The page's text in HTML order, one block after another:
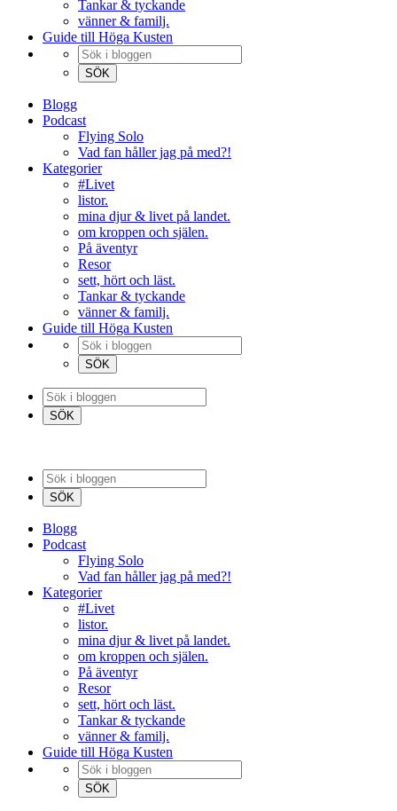
Tankar & tyckande
vänner & familj.
Guide till Höga Kusten
Blogg
Podcast
Flying Solo
Vad fan håller jag på med?!
Kategorier
#Livet
listor.
mina djur & livet på landet.
om kroppen och själen.
På äventyr
Resor
sett, hört och läst.
Tankar & tyckande
vänner & familj.
Guide till Höga Kusten
Blogg
Podcast
Flying Solo
Vad fan håller jag på med?!
Kategorier
#Livet
listor.
mina djur & livet på landet.
om kroppen och själen.
På äventyr
Resor
sett, hört och läst.
Tankar & tyckande
vänner & familj.
Guide till Höga Kusten